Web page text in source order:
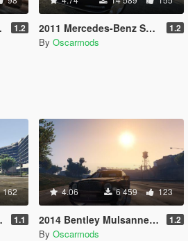
1.2 2011 Mercedes-Benz S600 Guard Pullman 1.2
By Oscarmods
162
1.1
4.06 6 459 123
2014 Bentley Mulsanne [Add-On] 1.2
By Oscarmods